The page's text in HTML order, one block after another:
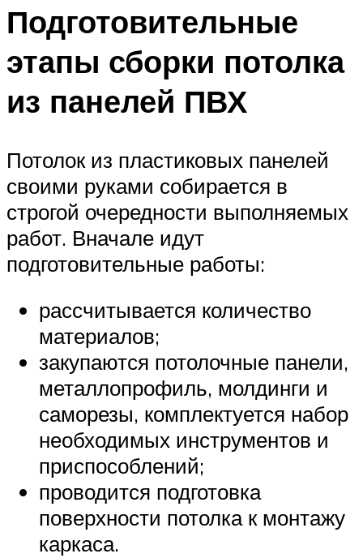
Подготовительные
этапы сборки потолка
из панелей ПВХ
Потолок из пластиковых панелей
своими руками собирается в
строгой очередности выполняемых
работ. Вначале идут
подготовительные работы:
рассчитывается количество
материалов;
закупаются потолочные панели,
металлопрофиль, молдинги и
саморезы, комплектуется набор
необходимых инструментов и
приспособлений;
проводится подготовка
поверхности потолка к монтажу
каркаса.